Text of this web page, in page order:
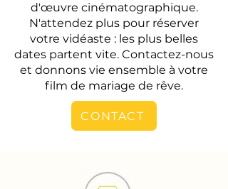
d'œuvre cinématographique.
N'attendez plus pour réserver
votre vidéaste : les plus belles
dates partent vite. Contactez-nous
et donnons vie ensemble à votre
film de mariage de rêve.
CONTACT